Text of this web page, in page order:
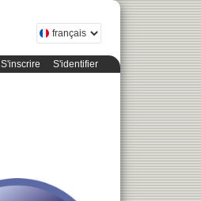
S'identifier
S'inscrire